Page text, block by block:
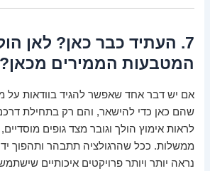
7. העתיד כבר כאן? לאן
המטבעות הממירים מכאן?
אם יש דבר אחד שאפשר להגיד בוודאות על
שהם כאן כדי להישאר, והם רק בתחילת
לראות אימוץ הולך וגובר מצד גופים
ממשלות. ככל שהרגולציה תתבהר ותהפוך
נראה יותר ויותר פרויקטים איכותיים